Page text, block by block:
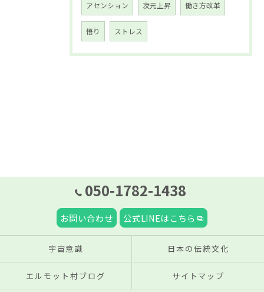
アセンション 次元上昇 働き方改革
悟り ストレス
050-1782-1438
お問い合わせ 公式LINEはこちら
宇宙意識 日本の伝統文化
エルモット村ブログ サイトマップ